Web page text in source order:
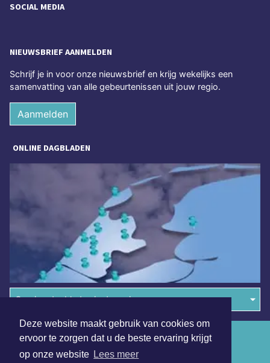
Deze website maakt gebruik van cookies om
ervoor te zorgen dat u de beste ervaring krijgt
op onze website Lees meer
SOCIAL MEDIA
NIEUWSBRIEF AANMELDEN
Schrijf je in voor onze nieuwsbrief en krijg wekelijks een
samenvatting van alle gebeurtenissen uit jouw regio.
Aanmelden
ONLINE DAGBLADEN
Overige dagbladen in de regio
Algemene voorwaarden
Disclaimer